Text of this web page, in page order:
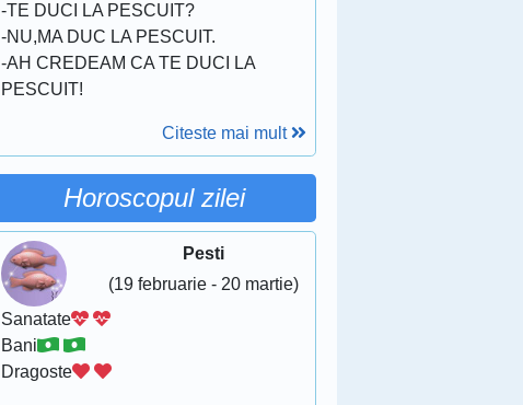
-TE DUCI LA PESCUIT?
-NU,MA DUC LA PESCUIT.
-AH CREDEAM CA TE DUCI LA
PESCUIT!
Citeste mai mult
Horoscopul zilei
Pesti
(19 februarie - 20 martie)
Sanatate
Bani
Dragoste